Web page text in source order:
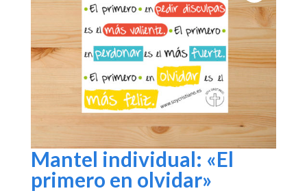
Mantel individual: «El
primero en olvidar»